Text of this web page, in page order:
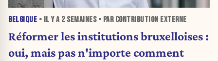
BELGIQUE • IL Y A 2 SEMAINES• PAR CONTRIBUTION EXTERNE
Réformer les institutions bruxelloises :
oui, mais pas n'importe comment